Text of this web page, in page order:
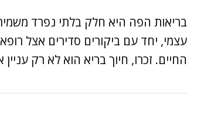
בריאות הפה היא חלק בלתי נפרד
עצמי, יחד עם ביקורים סדירים אצל
החיים. זכרו, חיוך בריא הוא לא רק